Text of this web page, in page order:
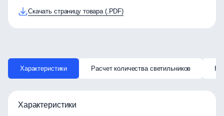
Скачать страницу товара (.PDF)
Характеристики Расчет количества светильников
Характеристики